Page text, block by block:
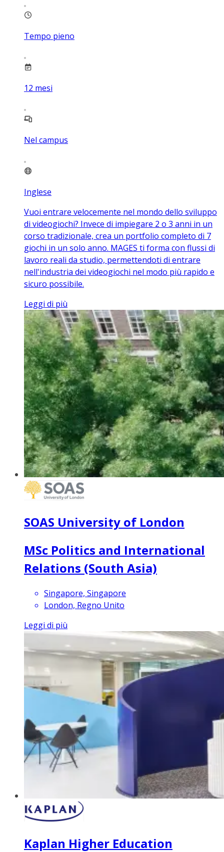
Tempo pieno
12 mesi
Nel campus
Inglese
Vuoi entrare velocemente nel mondo dello sviluppo
di videogiochi? Invece di impiegare 2 o 3 anni in un
corso tradizionale, crea un portfolio completo di 7
giochi in un solo anno. MAGES ti forma con flussi di
lavoro reali da studio, permettendoti di entrare
nell'industria dei videogiochi nel modo più rapido e
sicuro possibile.
Leggi di più
SOAS University of London
MSc Politics and International
Relations (South Asia)
Singapore, Singapore
London, Regno Unito
Leggi di più
Kaplan Higher Education